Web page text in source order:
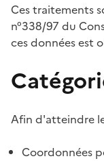
Ces traitements
n°338/97 du
ces données est
Afin d'atteindre
Coordonnées